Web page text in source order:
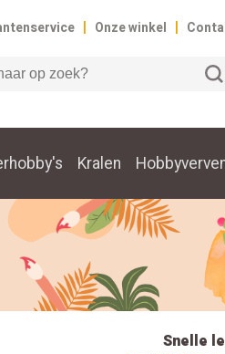
| Onze winkel |
Kralen
Snelle